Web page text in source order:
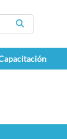
SEARCH